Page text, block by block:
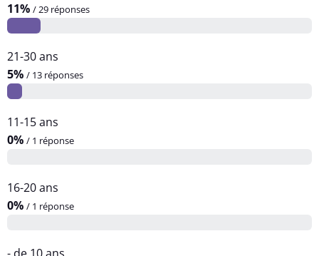
11% / 29 réponses
21-30 ans
5% / 13 réponses
11-15 ans
0% / 1 réponse
16-20 ans
0% / 1 réponse